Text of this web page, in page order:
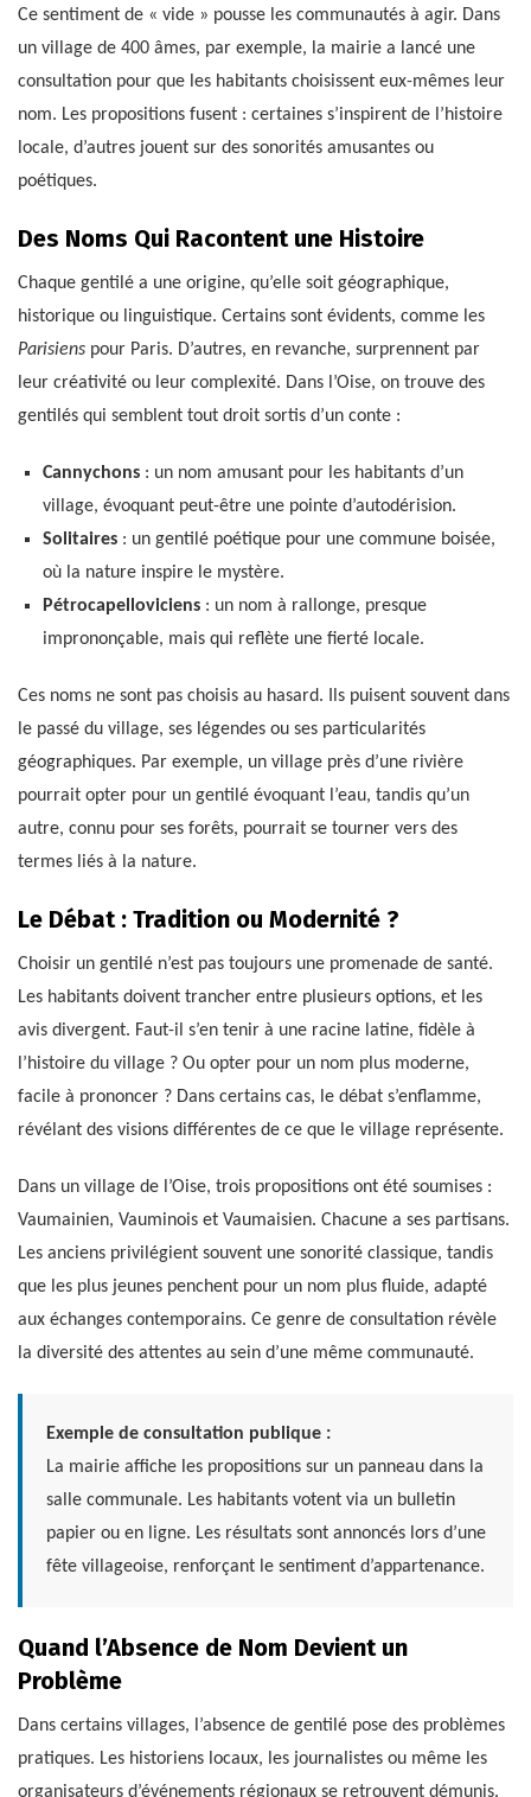
Ce sentiment de « vide » pousse les communautés à agir. Dans
un village de 400 âmes, par exemple, la mairie a lancé une
consultation pour que les habitants choisissent eux-mêmes leur
nom. Les propositions fusent : certaines s’inspirent de l’histoire
locale, d’autres jouent sur des sonorités amusantes ou
poétiques.
Des Noms Qui Racontent une Histoire
Chaque gentilé a une origine, qu’elle soit géographique,
historique ou linguistique. Certains sont évidents, comme les
Parisiens pour Paris. D’autres, en revanche, surprennent par
leur créativité ou leur complexité. Dans l’Oise, on trouve des
gentilés qui semblent tout droit sortis d’un conte :
Cannychons: un nom amusant pour les habitants d’un
village, évoquant peut-être une pointe d’autodérision.
Solitaires: un gentilé poétique pour une commune boisée,
où la nature inspire le mystère.
Pétrocapelloviciens: un nom à rallonge, presque
imprononçable, mais qui reflète une fierté locale.
Ces noms ne sont pas choisis au hasard. Ils puisent souvent dans
le passé du village, ses légendes ou ses particularités
géographiques. Par exemple, un village près d’une rivière
pourrait opter pour un gentilé évoquant l’eau, tandis qu’un
autre, connu pour ses forêts, pourrait se tourner vers des
termes liés à la nature.
Le Débat : Tradition ou Modernité ?
Choisir un gentilé n’est pas toujours une promenade de santé.
Les habitants doivent trancher entre plusieurs options, et les
avis divergent. Faut-il s’en tenir à une racine latine, fidèle à
l’histoire du village ? Ou opter pour un nom plus moderne,
facile à prononcer ? Dans certains cas, le débat s’enflamme,
révélant des visions différentes de ce que le village représente.
Dans un village de l’Oise, trois propositions ont été soumises :
Vaumainien, Vauminois et Vaumaisien. Chacune a ses partisans.
Les anciens privilégient souvent une sonorité classique, tandis
que les plus jeunes penchent pour un nom plus fluide, adapté
aux échanges contemporains. Ce genre de consultation révèle
la diversité des attentes au sein d’une même communauté.
Exemple de consultation publique :
La mairie affiche les propositions sur un panneau dans la
salle communale. Les habitants votent via un bulletin
papier ou en ligne. Les résultats sont annoncés lors d’une
fête villageoise, renforçant le sentiment d’appartenance.
Quand l’Absence de Nom Devient un
Problème
Dans certains villages, l’absence de gentilé pose des problèmes
pratiques. Les historiens locaux, les journalistes ou même les
organisateurs d’événements régionaux se retrouvent démunis.